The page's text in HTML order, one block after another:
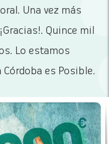
Una vez más
Quince mil
Lo estamos
es Posible.